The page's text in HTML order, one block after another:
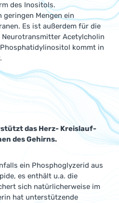
des Inositols.
Mengen ein
Es ist außerdem für die
Acetylcholin
kommt in
das Herz- Kreislauf-
des Gehirns.
ein Phosphoglyzerid aus
es enthält u.a. die
sich natürlicherweise im
hat unterstützende